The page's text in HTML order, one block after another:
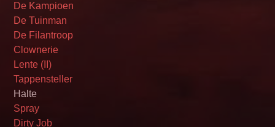
De Kampioen
De Tuinman
De Filantroop
Clownerie
Lente (II)
Tappensteller
Halte
Spray
Dirty Job